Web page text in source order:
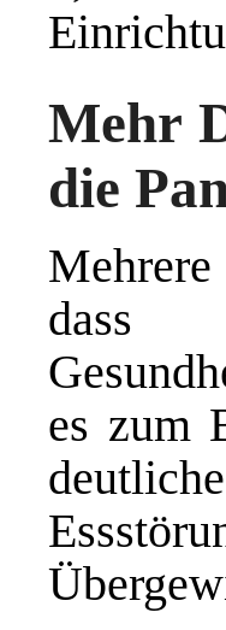
Mehr
die
dass
es zum